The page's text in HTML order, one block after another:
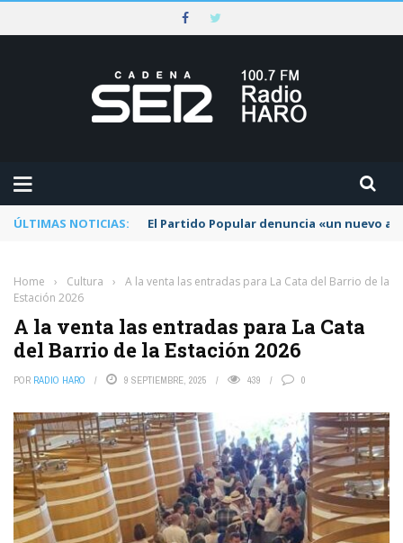
ÚLTIMAS NOTICIAS: El Partido Popular denuncia «un nuevo
Home › Cultura ›
A la venta las entradas para La Cata del Barrio de la
Estación 2026
A la venta las entradas para La Cata
del Barrio de la Estación 2026
POR RADIO HARO 9 SEPTIEMBRE, 2025 439 0